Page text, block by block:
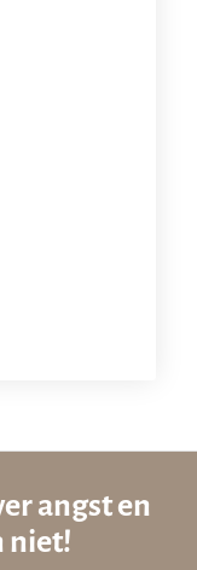
angst en
niet!